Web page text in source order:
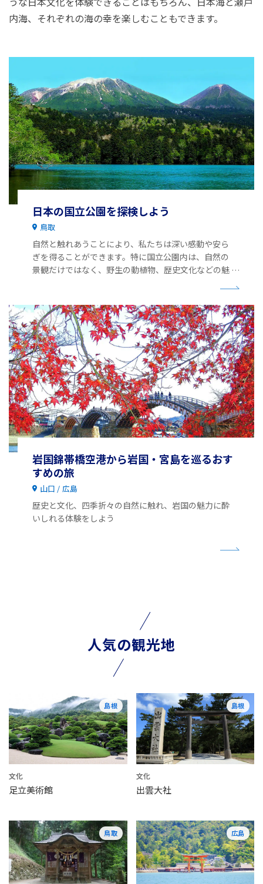
内海、それぞれの海の幸を楽しむこともできます。
日本の国立公園を探検しよう
鳥取
自然と触れあうことにより、私たちは深い感動や安ら
ぎを得ることができます。特に国立公園内は、自然の
景観だけではなく、野生の動植物、歴史文化などの魅
岩国錦帯橋空港から岩国・宮島を巡るおす
すめの旅
山口 広島
歴史と文化、四季折々の自然に触れ、岩国の魅力に酔
いしれる体験をしよう
人気の観光地
島根
文化
足立美術館
島根
文化
出雲大社
鳥取 広島